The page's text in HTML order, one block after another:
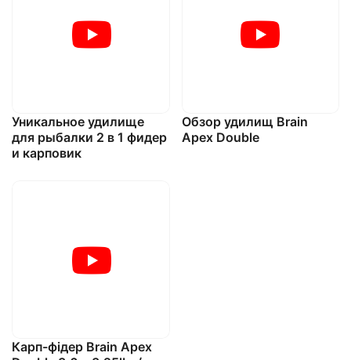
Уникальное удилище
для рыбалки 2 в 1 фидер
и карповик
Обзор удилищ Brain
Apex Double
Карп-фідер Brain Apex